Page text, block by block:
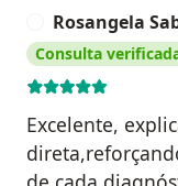
Rosangela
Consulta
Excelente,